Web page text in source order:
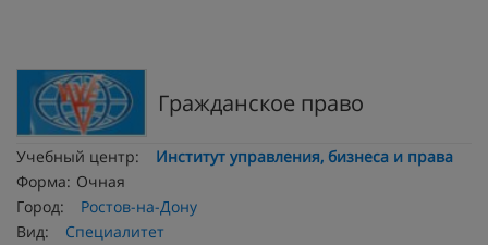
Гражданское право
Учебный центр:
Институт управления, бизнеса и права
Форма: Очная
Город:
Ростов-на-Дону
Вид:
Специалитет